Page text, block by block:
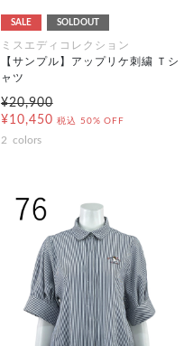
SALE SOLDOUT
ミスエディコレクション
【サンプル】アップリケ刺繍 Ｔシ
ャツ
¥20,900
¥10,450 税込 50% OFF
2 colors